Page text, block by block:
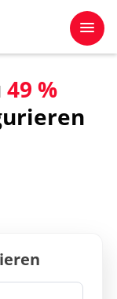
49 %